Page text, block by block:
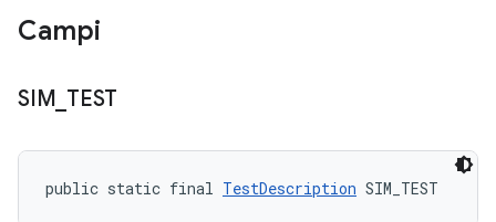
Campi
SIM TEST
public static final TestDescription SIM_TEST